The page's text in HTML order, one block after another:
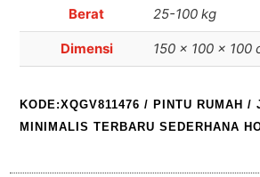
Berat 25-100 kg
Dimensi 150 × 100 × 100
KODE:XQGV811476 / PINTU RUMAH /
MINIMALIS TERBARU SEDERHANA